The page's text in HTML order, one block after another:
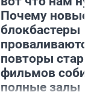
Почему новые
блокбастеры
повторы
фильмов
полные залы